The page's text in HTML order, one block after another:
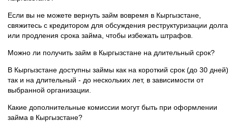
Если вы не можете вернуть займ вовремя в Кыргызстане,
свяжитесь с кредитором для обсуждения реструктуризации долга
или продления срока займа, чтобы избежать штрафов.
Можно ли получить займ в Кыргызстане на длительный срок?
В Кыргызстане доступны займы как на короткий срок (до 30
так и на длительный - до нескольких лет, в зависимости от
выбранной организации.
Какие дополнительные комиссии могут быть при оформлении
займа в Кыргызстане?